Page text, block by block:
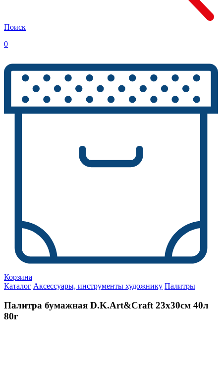
Поиск
0
Корзина
Каталог Аксессуары, инструменты художнику Палитры
Палитра бумажная D.K.Art&Craft 23х30см 40л
80г